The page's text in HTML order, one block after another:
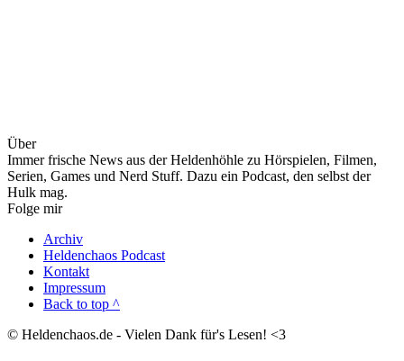
Über
Immer frische News aus der Heldenhöhle zu Hörspielen, Filmen,
Serien, Games und Nerd Stuff. Dazu ein Podcast, den selbst der
Hulk mag.
Folge mir
Archiv
Heldenchaos Podcast
Kontakt
Impressum
Back to top ^
© Heldenchaos.de - Vielen Dank für's Lesen! <3